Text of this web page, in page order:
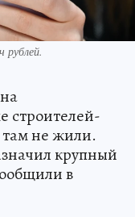
строителей-
там не жили.
крупный
в